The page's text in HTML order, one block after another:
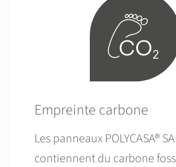
Empreinte carbone
Les panneaux POLYCASA®
contiennent du carbone